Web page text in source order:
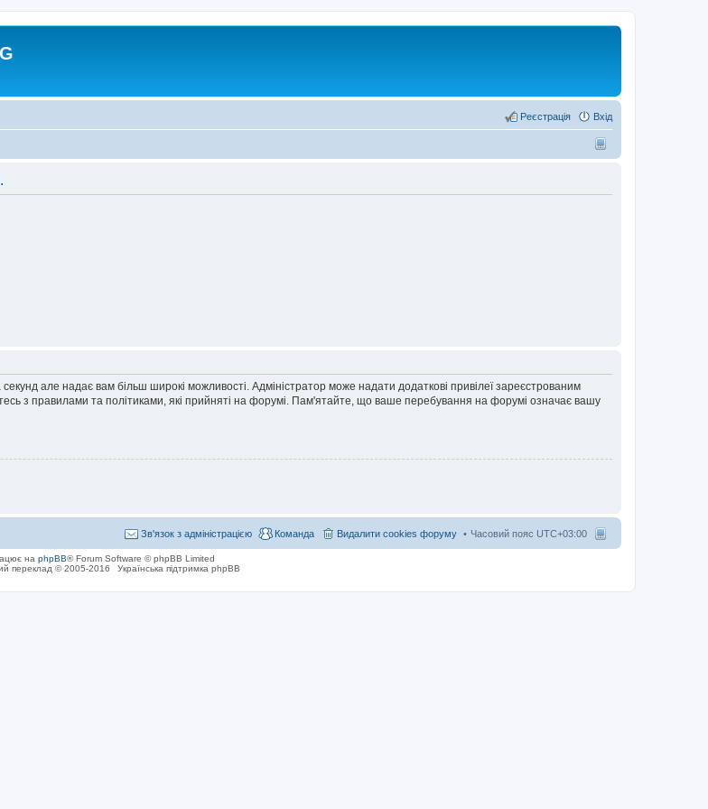
Вхід
Реєстрація
але надає вам більш широкі можливості. Адміністратор може надати додаткові привілеї зареєстрованим
з правилами та політиками, які прийняті на форумі. Пам'ятайте, що ваше перебування на форумі означає вашу
Часовий пояс UTC+03:00
Видалити cookies форуму
Команда
Зв'язок з адміністрацією
на phpBB® Forum Software © phpBB Limited
переклад © 2005-2016
Українська підтримка phpBB